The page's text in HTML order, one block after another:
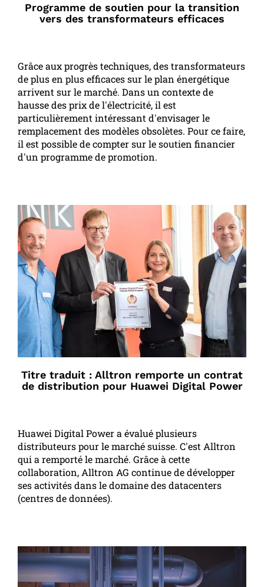
Programme de soutien pour la transition
vers des transformateurs efficaces
Grâce aux progrès techniques, des transformateurs
de plus en plus efficaces sur le plan énergétique
arrivent sur le marché. Dans un contexte de
hausse des prix de l'électricité, il est
particulièrement intéressant d'envisager le
remplacement des modèles obsolètes. Pour ce faire,
il est possible de compter sur le soutien financier
d'un programme de promotion.
Titre traduit : Alltron remporte un contrat
de distribution pour Huawei Digital Power
Huawei Digital Power a évalué plusieurs
distributeurs pour le marché suisse. C'est Alltron
qui a remporté le marché. Grâce à cette
collaboration, Alltron AG continue de développer
ses activités dans le domaine des datacenters
(centres de données).